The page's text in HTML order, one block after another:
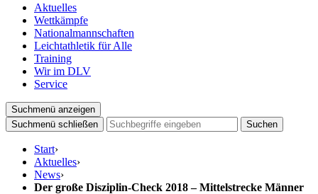
Aktuelles
Wettkämpfe
Nationalmannschaften
Leichtathletik für Alle
Training
Wir im DLV
Service
Suchmenü anzeigen
Suchmenü schließen
Suchen
Start›
Aktuelles›
News›
Der große Disziplin-Check 2018 – Mittelstrecke Männer